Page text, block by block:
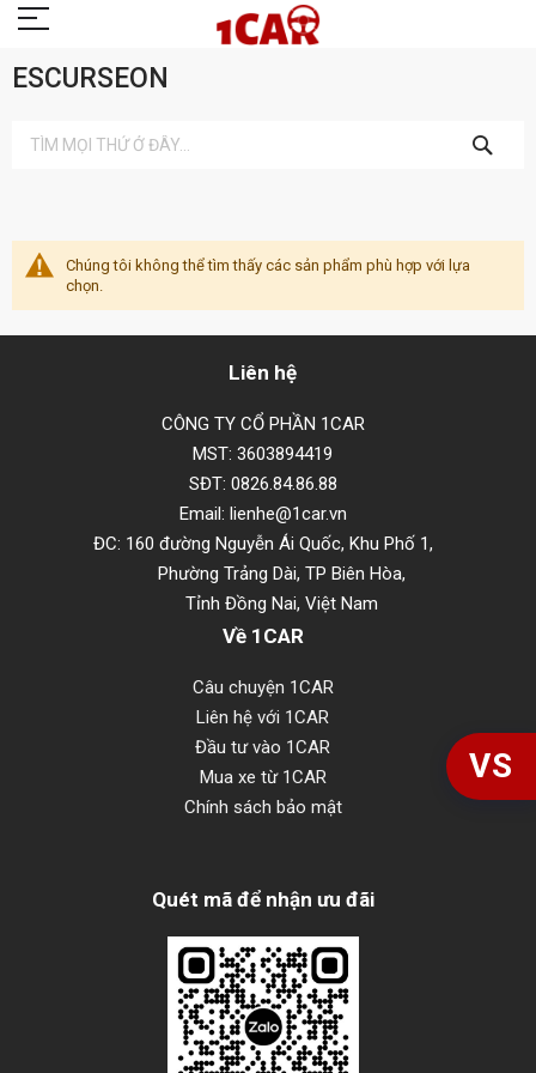
ESCURSEON
KIẾM
Chúng tôi không thể tìm thấy các sản phẩm phù hợp với lựa
chọn.
Liên hệ
CÔNG TY CỔ PHẦN 1CAR
MST: 3603894419
SĐT: 0826.84.86.88
Email: lienhe@1car.vn
ĐC: 160 đường Nguyễn Ái Quốc, Khu Phố 1,
Phường Trảng Dài, TP Biên Hòa,
Tỉnh Đồng Nai, Việt Nam
Về 1CAR
Câu chuyện 1CAR
Liên hệ với 1CAR
Đầu tư vào 1CAR
Mua xe từ 1CAR
Chính sách bảo mật
Quét mã để nhận ưu đãi
VS